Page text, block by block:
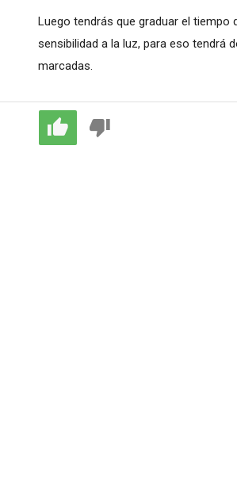
Luego tendrás que graduar el tiempo
sensibilidad a la luz, para eso tendrá
marcadas.